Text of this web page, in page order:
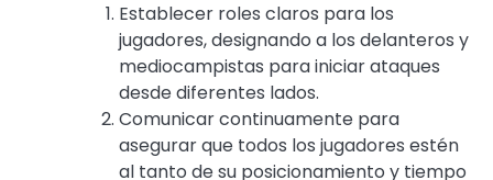
Establecer roles claros para los
jugadores, designando a los delanteros y
mediocampistas para iniciar ataques
desde diferentes lados.
Comunicar continuamente para
asegurar que todos los jugadores estén
al tanto de su posicionamiento y tiempo